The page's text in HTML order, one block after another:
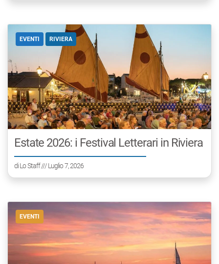
EVENTI RIVIERA
Estate 2026: i Festival Letterari in Riviera
diLo Staff/// Luglio 7, 2026
EVENTI